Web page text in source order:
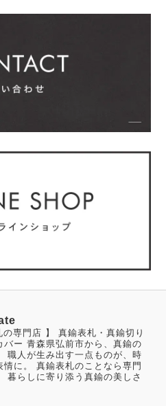
専門店 】 真鍮表札・真鍮切り
バー 青森県弘前市から、真鍮の
職人が生み出す一点ものが、時
情に。 真鍮表札のことなら専門
暮らしに寄り添う真鍮の美しさ